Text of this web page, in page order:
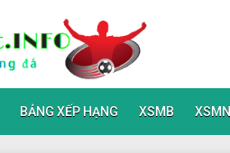
BẢNG XẾP HẠNG XSMB XSMN